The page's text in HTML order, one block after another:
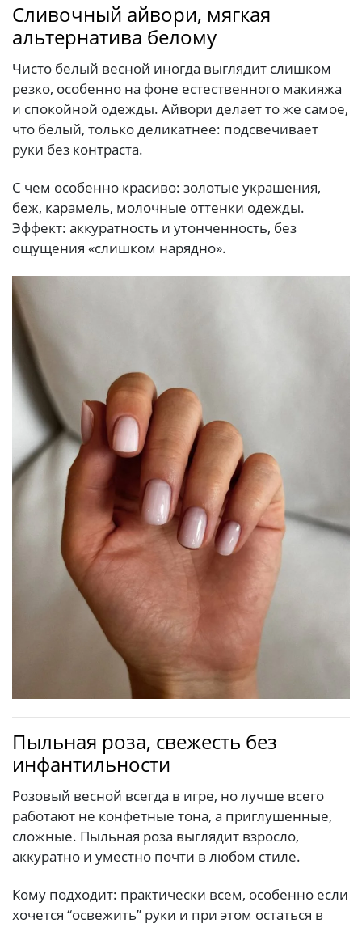
Сливочный айвори, мягкая
альтернатива белому
Чисто белый весной иногда выглядит слишком
резко, особенно на фоне естественного макияжа
и спокойной одежды. Айвори делает то же самое,
что белый, только деликатнее: подсвечивает
руки без контраста.
С чем особенно красиво: золотые украшения,
беж, карамель, молочные оттенки одежды.
Эффект: аккуратность и утонченность, без
ощущения «слишком нарядно».
Пыльная роза, свежесть без
инфантильности
Розовый весной всегда в игре, но лучше всего
работают не конфетные тона, а приглушенные,
сложные. Пыльная роза выглядит взросло,
аккуратно и уместно почти в любом стиле.
Кому подходит: практически всем, особенно если
хочется “освежить” руки и при этом остаться в